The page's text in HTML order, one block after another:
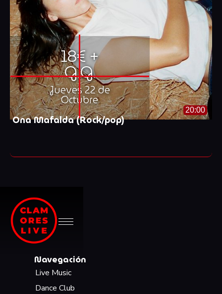
18€ +
G.G.
Jueves 22 de
Octubre
20:00
Ona Mafalda (Rock/pop)
Navegación
Live Music
Dance Club